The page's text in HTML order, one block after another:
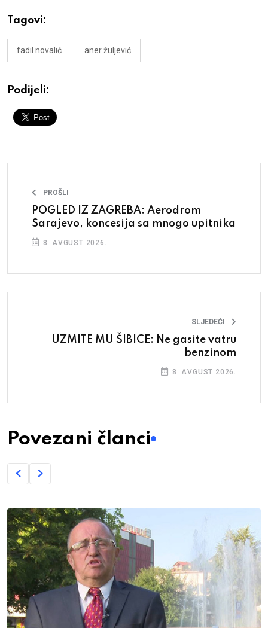
Tagovi:
fadil novalić aner žuljević
Podijeli:
PROŠLI
POGLED IZ ZAGREBA: Aerodrom
Sarajevo, koncesija sa mnogo upitnika
8. AVGUST 2026.
SLJEDEĆI
UZMITE MU ŠIBICE: Ne gasite vatru
benzinom
8. AVGUST 2026.
Povezani članci